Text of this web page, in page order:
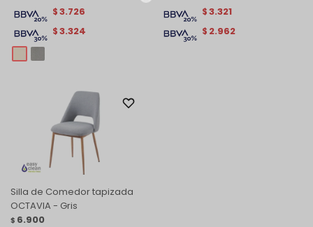
$3.324
$3.726
$ 2.962
$3.321
Silla de Comedor tapizada
OCTAVIA - Gris
$ 6.900